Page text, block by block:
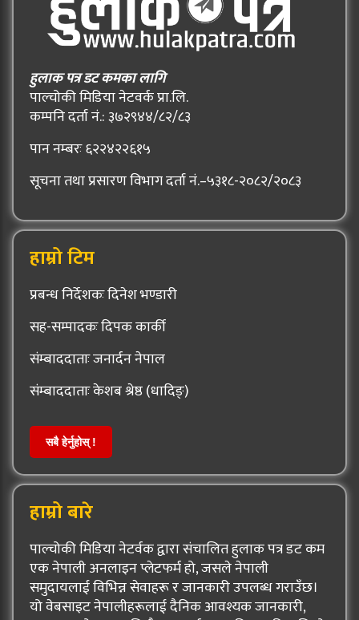
हुलाक पत्र डट कमका लागि
पाल्चोकी मिडिया नेटवर्क प्रा.लि.
कम्पनि दर्ता नं.: ३७२९४४/८२/८३
पान नम्बरः ६२२४२२६१५
सूचना तथा प्रसारण विभाग दर्ता नं.–५३१८-२०८२/२०८३
हाम्रो टिम
प्रबन्ध निर्देशकः दिनेश भण्डारी
सह-सम्पादकः दिपक कार्की
संम्बाददाताः जनार्दन नेपाल
संम्बाददाताः केशब श्रेष्ठ (धादिङ्)
सबै हेर्नुहोस् !
हाम्रो बारे
पाल्चोकी मिडिया नेटर्वक द्वारा संचालित हुलाक पत्र डट कम
एक नेपाली अनलाइन प्लेटफर्म हो, जसले नेपाली
समुदायलाई विभिन्न सेवाहरू र जानकारी उपलब्ध गराउँछ।
यो वेबसाइट नेपालीहरूलाई दैनिक आवश्यक जानकारी,